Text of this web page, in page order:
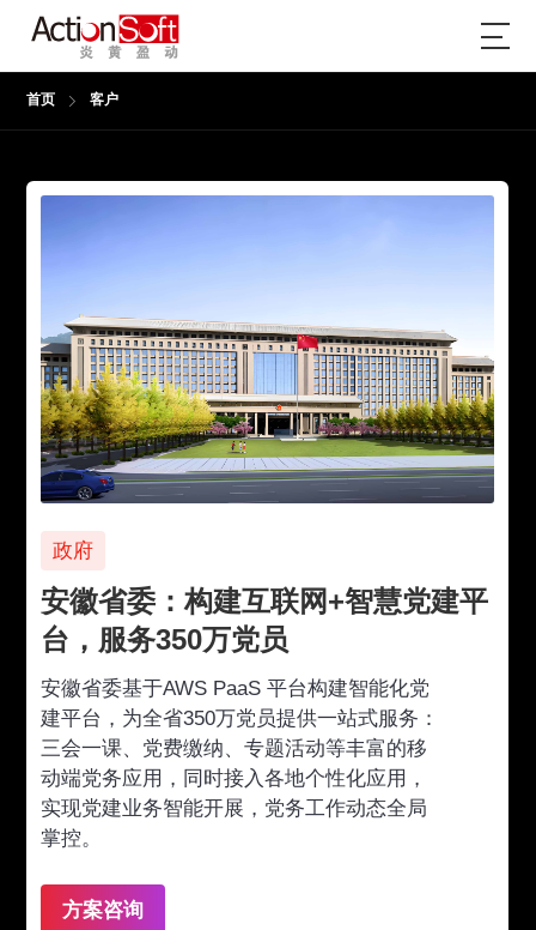
首页 客户
政府
安徽省委：构建互联网+智慧党建平
台，服务350万党员
安徽省委基于AWS PaaS 平台构建智能化党
建平台，为全省350万党员提供一站式服务：
三会一课、党费缴纳、专题活动等丰富的移
动端党务应用，同时接入各地个性化应用，
实现党建业务智能开展，党务工作动态全局
掌控。
方案咨询